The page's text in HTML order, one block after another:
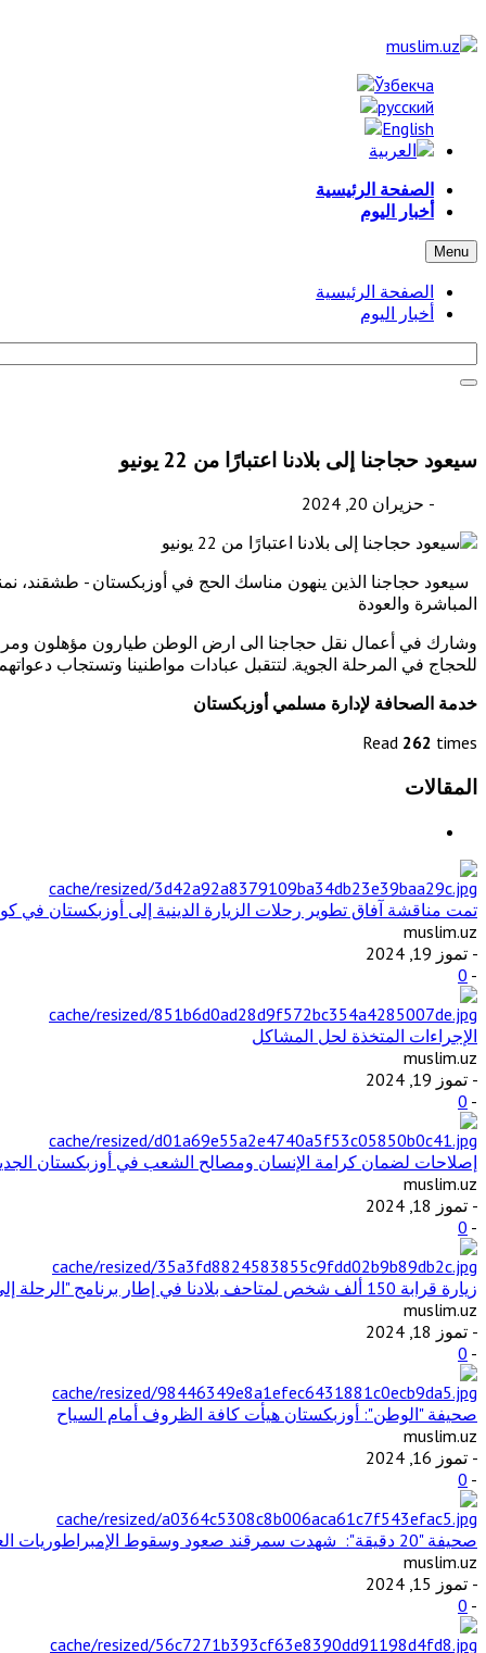
الصفحة الرئيسية
أخبار اليوم
Menu
الصفحة الرئيسية
أخبار اليوم
سيعود حجاجنا إلى بلادنا اعتبارًا من 22 يونيو
- حزيران 20, 2024
سيعود حجاجنا الذين ينهون مناسك الحج في أوزبكستان - طشقند،
المباشرة والعودة
وشارك في أعمال نقل حجاجنا الى ارض الوطن طيارون مؤهلون
للحجاج في المرحلة الجوية. لتتقبل عبادات مواطنينا وتستجاب
خدمة الصحافة لإدارة مسلمي أوزبكستان
Read 262 times
المقالات
تمت مناقشة آفاق تطوير رحلات الزيارة الدينية إلى أوزبكستان في
muslim.uz
- تموز 19, 2024
-
0
الإجراءات المتخذة لحل المشاكل
muslim.uz
- تموز 19, 2024
-
0
إصلاحات لضمان كرامة الإنسان ومصالح الشعب في أوزبكستان
muslim.uz
- تموز 18, 2024
-
0
زيارة قرابة 150 ألف شخص لمتاحف بلادنا في إطار برنامج "الرحلة إلى الماضي"
muslim.uz
- تموز 18, 2024
-
0
صحيفة "الوطن": أوزبكستان هيأت كافة الظروف أمام السياح
muslim.uz
- تموز 16, 2024
-
0
صحيفة "20 دقيقة": شهدت سمرقند صعود وسقوط الإمبراطوريات العظيمة وتفاعل الثقافات والحضارات المختلفة
muslim.uz
- تموز 15, 2024
-
0